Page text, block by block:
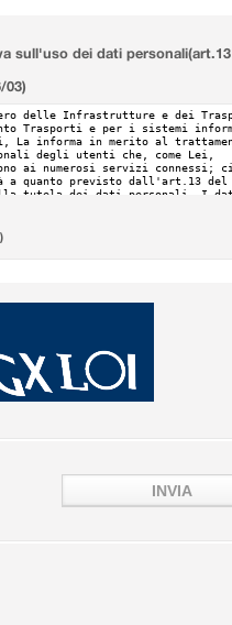
sull'uso dei dati personali(art.13
03)